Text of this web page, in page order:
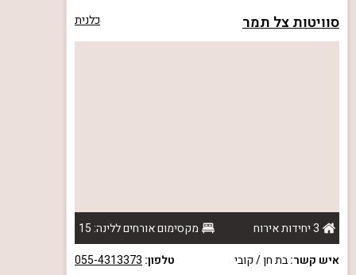
סוויטות צל תמר כלנית
3 יחידות אירוח
מקסימום אורחים ללינה: 15
איש קשר:בת חן / קובי טלפון: 055-4313373